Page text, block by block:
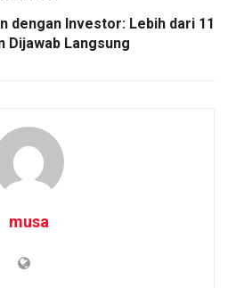
dengan Investor: Lebih dari 11
Dijawab Langsung
musa